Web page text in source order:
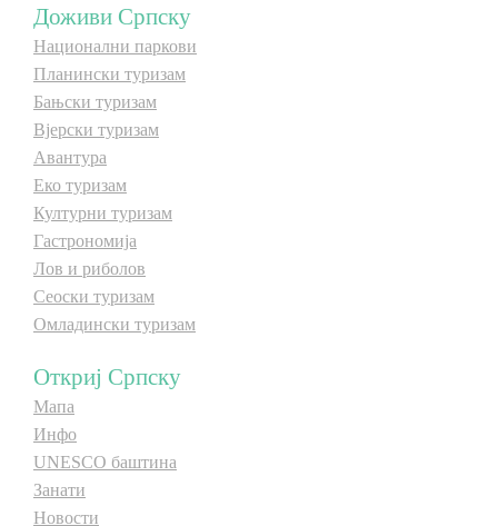
Дестинације
Списак дестинација
Мапа дестинација
Манифестације
Смјештај
Мултимедија
Фото
Видео
E-Brochure
Доживи Српску
Национални паркови
Планински туризам
Бањски туризам
Вјерски туризам
Авантура
Еко туризам
Културни туризам
Гастрономија
Лов и риболов
Сеоски туризам
Омладински туризам
Откриј Српску
Мапа
Инфо
UNESCO баштина
Занати
Новости